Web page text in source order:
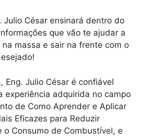
Julio César ensinará dentro do
que vão te ajudar a
na massa e sair na frente com o
Eng. Julio César é confiável
experiência adquirida no campo
de Como Aprender e Aplicar
Eficazes para Reduzir
o Consumo de Combustível, e